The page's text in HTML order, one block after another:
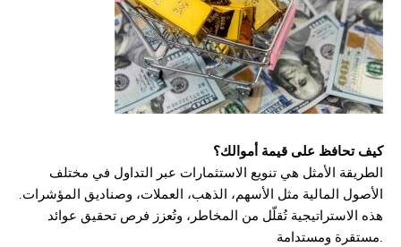
كيف تحافظ على قيمة أموالك؟
الطريقة الأمثل هي تنويع الاستثمارات عبر التداول في مختلف
الأصول المالية مثل الأسهم، الذهب، العملات، وصناديق المؤشرات.
هذه الاستراتيجية تُقلّل من المخاطر، وتُعزز فرص تحقيق عوائد
مستقرة ومستدامة.